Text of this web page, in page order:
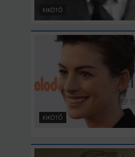
KIKÖTŐ
KIKÖTŐ